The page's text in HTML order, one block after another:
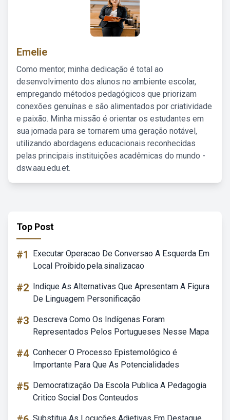
Emelie
Como mentor, minha dedicação é total ao
desenvolvimento dos alunos no ambiente escolar,
empregando métodos pedagógicos que priorizam
conexões genuínas e são alimentados por criatividade
e paixão. Minha missão é orientar os estudantes em
sua jornada para se tornarem uma geração notável,
utilizando abordagens educacionais reconhecidas
pelas principais instituições acadêmicas do mundo -
dsw.aau.edu.et.
Top Post
#1
Executar Operacao De Conversao A Esquerda Em
Local Proibido.pela.sinalizacao
#2 Indique As Alternativas Que Apresentam A Figura
De Linguagem Personificação
#3 Descreva Como Os Indígenas Foram
Representados Pelos Portugueses Nesse Mapa
#4 Conhecer O Processo Epistemológico é
Importante Para Que As Potencialidades
#5 Democratização Da Escola Publica A Pedagogia
Critico Social Dos Conteudos